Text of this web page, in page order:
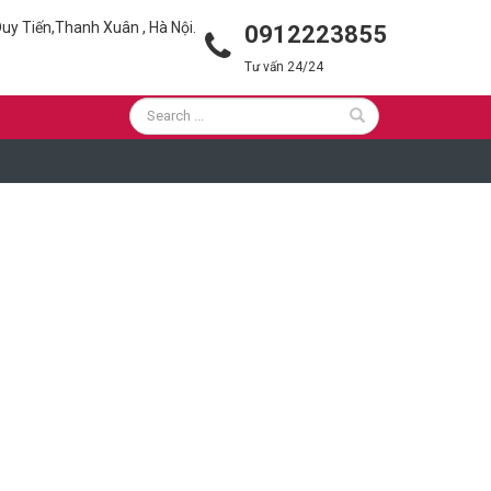
Tiến,Thanh Xuân , Hà Nội. 0912223855
Tư vấn 24/24